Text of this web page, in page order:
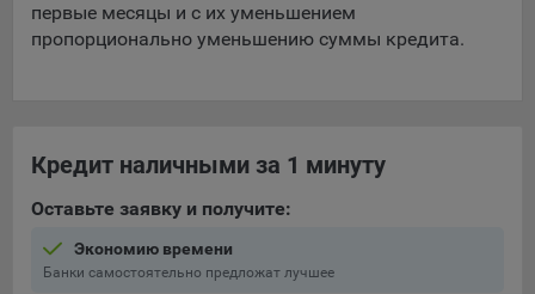
первые месяцы и с их уменьшением
пропорционально уменьшению суммы кредита.
Кредит наличными за 1 минуту
Оставьте заявку и получите:
Экономию времени
Банки самостоятельно предложат лучшее